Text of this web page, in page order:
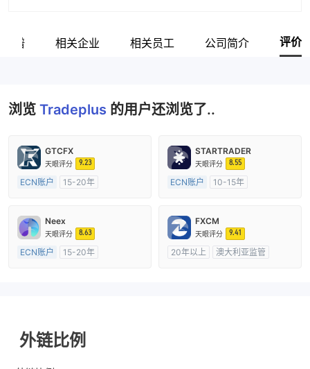
族谱 相关企业 相关员工 公司简介 评价
浏览 Tradeplus 的用户还浏览了..
GTCFX
天眼评分 9.23
ECN账户
15-20年
主标MT4
STARTRADER
天眼评分 8.55
ECN账户
10-15年
主标MT4
Neex
天眼评分 8.63
ECN账户
15-20年
FXCM
天眼评分 9.41
20年以上
澳大利亚监管
外链比例